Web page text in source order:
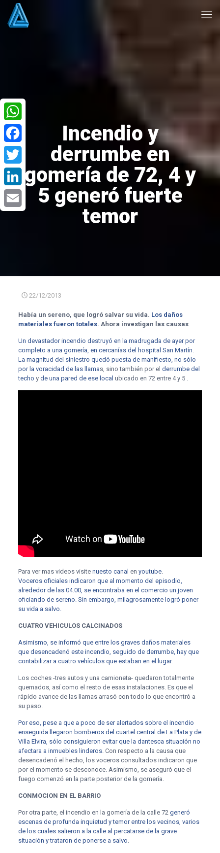
Incendio y
derrumbe en
gomería de 72, 4 y
5 generó fuerte
temor
22/12/2013
Había un sereno, que logró salvar su vida. Los daños
materiales fueron totales. Ahora investigan las causas
Un devastador incendio destruyó en la madrugada de ayer por
completo a una gomería, en cercanías del hospital San Martín.
La magnitud del siniestro quedó puesta de manifiesto, no sólo
por la voracidad de las llamas, sino también por el derrumbe del
techo y de una pared de ese local ubicado en 72 entre 4 y 5 .
Para ver mas videos visite nuesto canal en youtube.
Voceros oficiales indicaron que al momento del episodio,
alrededor de las 04.00, se encontraba en el comercio un joven
oficiando de sereno. Sin embargo, milagrosamente logró poner
su vida a salvo.
CUATRO VEHICULOS CALCINADOS
Asimismo, se informó que entre los graves daños materiales
que desencadenó este incendio, seguido de derrumbe, hay que
contabilizar a cuatro vehículos que estaban en el lugar.
Los coches -tres autos y una camioneta- quedaron totalmente
quemados, así como el resto de esas instalaciones. Es que el
rápido avance de las llamas arrasó con todo lo que encontró a
su paso.
Por eso, pese a que a poco de ser alertados sobre el incendio
enseguida llegaron bomberos del cuartel central de La Plata y de
Villa Elvira, sólo consiguieron evitar que la dantesca situación no
afectara a inmuebles linderos.Con respecto a la causa que
desencadenó el hecho, los voceros consultados indicaron que
por el momento se desconoce. Asimismo, se aseguró que el
fuego comenzó en la parte posterior de la gomería.
CONMOCION EN EL BARRIO
Por otra parte, el incendio en la gomería de la calle 72 generó
escenas de profunda inquietud y temor entre los vecinos, varios
de los cuales salieron a la calle al percatarse de la grave
situación y trataron de ponerse a salvo.
WhatsApp
Facebook
Twitter
LinkedIn